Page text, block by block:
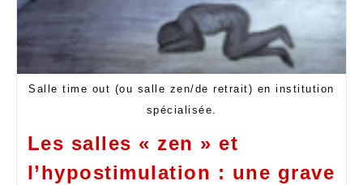
Salle time out (ou salle zen/de retrait) en institution
spécialisée.
Les salles « zen » et
l’hypostimulation : une grave